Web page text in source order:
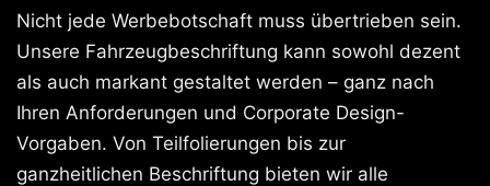
Nicht jede Werbebotschaft muss übertrieben sein.
Unsere Fahrzeugbeschriftung kann sowohl dezent
als auch markant gestaltet werden – ganz nach
Ihren Anforderungen und Corporate Design-
Vorgaben. Von Teilfolierungen bis zur
ganzheitlichen Beschriftung bieten wir alle